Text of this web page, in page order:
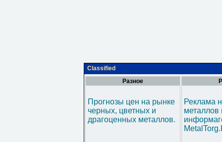
Classified
Разное
Прогнозы цен на рынке
черных, цветных и
драгоценных металлов.
Реклама
металлов